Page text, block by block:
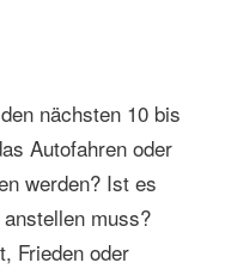
nächsten 10 bis
Autofahren oder
werden? Ist es
muss?
Frieden oder